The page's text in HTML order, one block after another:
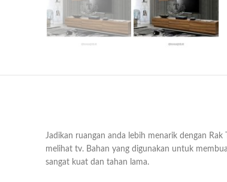
Jadikan ruangan anda lebih menarik dengan
melihat tv. Bahan yang digunakan untuk
sangat kuat dan tahan lama.